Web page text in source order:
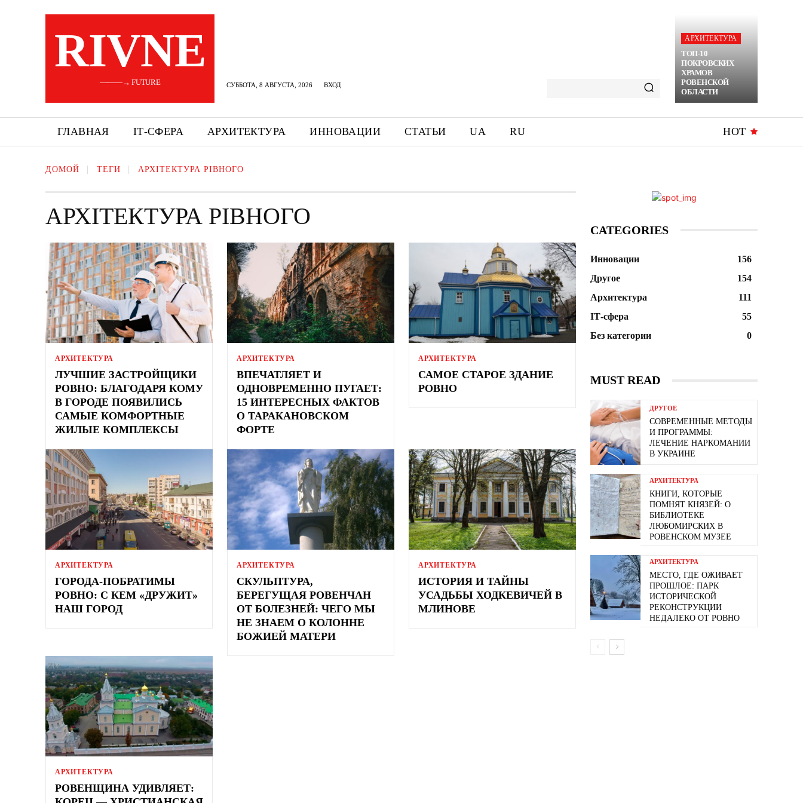
RIVNE
———→ FUTURE СУББОТА, 8 АВГУСТА, 2026 ВХОД
АРХИТЕКТУРА
ТОП-10
ПОКРОВСКИХ
ХРАМОВ
РОВЕНСКОЙ
ОБЛАСТИ
ГЛАВНАЯ ІТ-СФЕРА АРХИТЕКТУРА ИННОВАЦИИ СТАТЬИ UA RU HOT
ДОМОЙ ТЕГИ АРХІТЕКТУРА РІВНОГО
АРХІТЕКТУРА РІВНОГО
АРХИТЕКТУРА
ЛУЧШИЕ ЗАСТРОЙЩИКИ
РОВНО: БЛАГОДАРЯ КОМУ
В ГОРОДЕ ПОЯВИЛИСЬ
САМЫЕ КОМФОРТНЫЕ
ЖИЛЫЕ КОМПЛЕКСЫ
АРХИТЕКТУРА
ВПЕЧАТЛЯЕТ И
ОДНОВРЕМЕННО ПУГАЕТ:
15 ИНТЕРЕСНЫХ ФАКТОВ
О ТАРАКАНОВСКОМ
ФОРТЕ
АРХИТЕКТУРА
САМОЕ СТАРОЕ ЗДАНИЕ
РОВНО
АРХИТЕКТУРА
ГОРОДА-ПОБРАТИМЫ
РОВНО: С КЕМ «ДРУЖИТ»
НАШ ГОРОД
АРХИТЕКТУРА
СКУЛЬПТУРА,
БЕРЕГУЩАЯ РОВЕНЧАН
ОТ БОЛЕЗНЕЙ: ЧЕГО МЫ
НЕ ЗНАЕМ О КОЛОННЕ
БОЖИЕЙ МАТЕРИ
АРХИТЕКТУРА
ИСТОРИЯ И ТАЙНЫ
УСАДЬБЫ ХОДКЕВИЧЕЙ В
МЛИНОВЕ
АРХИТЕКТУРА
РОВЕНЩИНА УДИВЛЯЕТ:
CATEGORIES
Инновации
156
Другое
154
Архитектура
111
ІТ-сфера
55
Без категории
0
MUST READ
ДРУГОЕ
СОВРЕМЕННЫЕ МЕТОДЫ
И ПРОГРАММЫ:
ЛЕЧЕНИЕ НАРКОМАНИИ
В УКРАИНЕ
АРХИТЕКТУРА
КНИГИ, КОТОРЫЕ
ПОМНЯТ КНЯЗЕЙ: О
БИБЛИОТЕКЕ
ЛЮБОМИРСКИХ В
РОВЕНСКОМ МУЗЕЕ
АРХИТЕКТУРА
МЕСТО, ГДЕ ОЖИВАЕТ
ПРОШЛОЕ: ПАРК
ИСТОРИЧЕСКОЙ
РЕКОНСТРУКЦИИ
НЕДАЛЕКО ОТ РОВНО